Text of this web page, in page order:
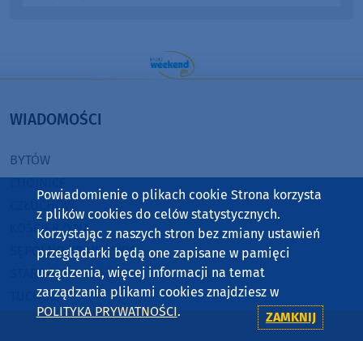
WIADOMOŚCI
BYTÓW
CHOJNICE
CZŁUCHÓW
KOŚCIERZYNA
SĘPÓLNO KRAJEŃSKIE
STAROGARD GDAŃSKI
TUCHOLA
Powiadomienie o plikach cookie Strona korzysta
z plików cookies do celów statystycznych.
Korzystając z naszych stron bez zmiany ustawień
przeglądarki będą one zapisane w pamięci
urządzenia, więcej informacji na temat
zarządzania plikami cookies znajdziesz w
POLITYKA PRYWATNOŚCI. ZAMKNIJ